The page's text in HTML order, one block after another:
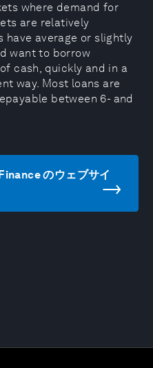
where demand for
are relatively
have average or slightly
want to borrow
cash, quickly and in a
way. Most loans are
between 6- and
のウェブサイ